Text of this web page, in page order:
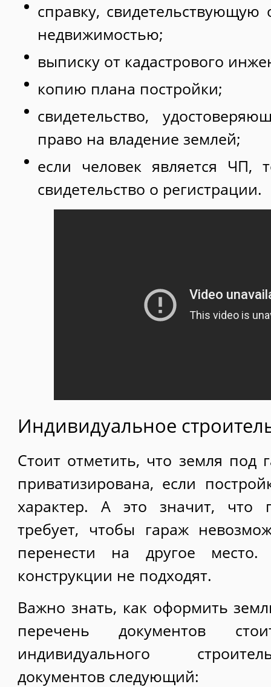
справку,
недвижимостью;
выписку от кадастрового
копию плана постройки;
свидетельство,
право на владение землей;
если человек является ЧП,
свидетельство о регистрации.
Индивидуальное
Стоит отметить, что земля под
приватизирована, если
характер. А это значит, что
требует, чтобы гараж
перенести на другое
конструкции не подходят.
Важно знать, как оформить
перечень документов
индивидуального
документов следующий: